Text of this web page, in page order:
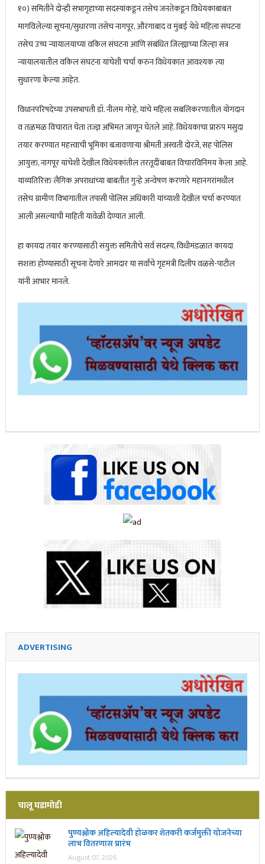
१०) समितीने दोन्ही सभागृहाच्या सदस्यांकडून तसेच जनतेकडून विधेयकाबाबत
मागविलेल्या सूचना/सुधारणा तसेच नागपूर, औरंगाबाद व मुंबई येथे महिला संघटना
तसेच उच्च न्यायालयाच्या वकिल संघटना आणि संबंधित जिल्ह्याच्या जिल्हा सत्र
न्यायालयातील वकिल संघटना यांचेशी चर्चा करुन विधेयकात आवश्यक त्या
सुधारणा केल्या आहेत.
विधानपरिषदेच्या उपसभापती डॉ. नीलम गोऱ्हे, यांचे महिला सबलिकरणातील योगदान
व तळमळ विचारात घेता तज्ज्ञ अभिमत जाणून घेतले आहे. विधेयकाचा प्रारुप मसुदा
तयार करण्यात महत्त्वाची भूमिका बजावणाऱ्या श्रीमती अस्वती दोरजे, सह पोलिस
आयुक्त, नागपूर यांचेशी देखील विधेयकांतील तरतूदींबाबत विचारविनिमय केला आहे.
याव्यतिरिक्त लैंगिक अपराधांच्या बाबतीत गुन्हे अन्वेषण करणारे महानगरांमधील
तसेच ग्रामीण विभागातील तपासी पोलिस अधिकारी यांच्याशी देखील चर्चा करण्यात
आली असल्याची माहिती यावेळी देण्यात आली.
हा कायदा तयार करण्यासाठी संयुक्त‌ समितीचे सर्व सदस्य, विधीमंडळात कायदा
सशक्त होण्यासाठी सूचना देणारे आमदार या सर्वांचे गृहमंत्री दिलीप वळसे-पाटील
यांनी आभार मानले.
ADVERTISING
चालू घडामोडी
पुण्यश्लोक अहिल्यादेवी होळकर शेतकरी कर्जमुक्ती योजनेच्या
लाभ वितरणास प्रारंभ
August 07, 2026